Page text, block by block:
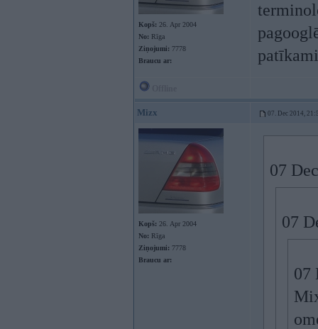
Kopš: 26. Apr 2004
No: Rīga
Ziņojumi: 7778
Braucu ar:
Mizx 07. Dec 2014,
Kopš: 26. Apr 2004
No: Rīga
Ziņojumi: 7778
Braucu ar:
07
07
07